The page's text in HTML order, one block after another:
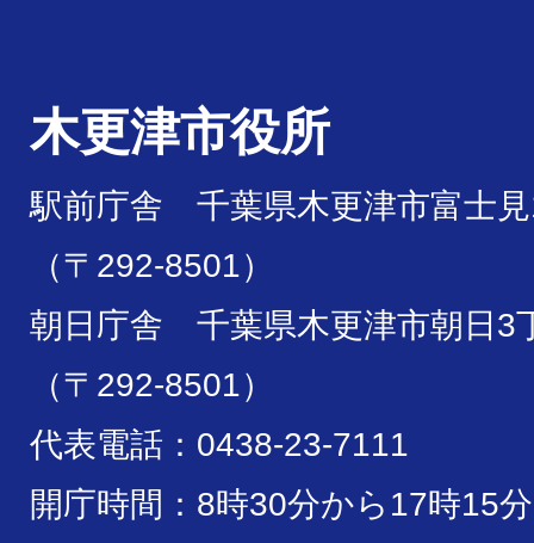
木更津市役所
駅前庁舎 千葉県木更津市富士
（〒292-8501）
朝日庁舎 千葉県木更津市朝日3
（〒292-8501）
代表電話：0438-23-7111
開庁時間：8時30分から17時15